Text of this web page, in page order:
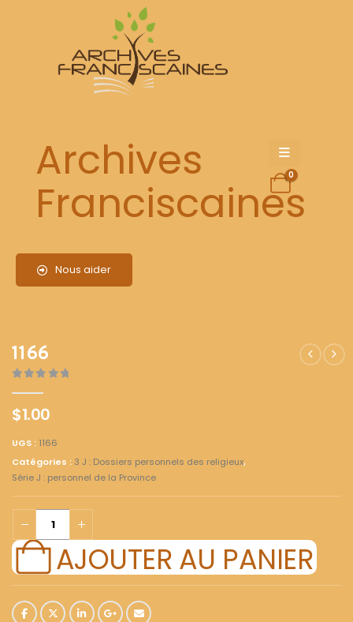
Archives
Franciscaines
Nous aider
0
1166
$1.00
UGS : 1166
Catégories : 3 J : Dossiers personnels des religieux,
Série J : personnel de la Province
AJOUTER AU PANIER